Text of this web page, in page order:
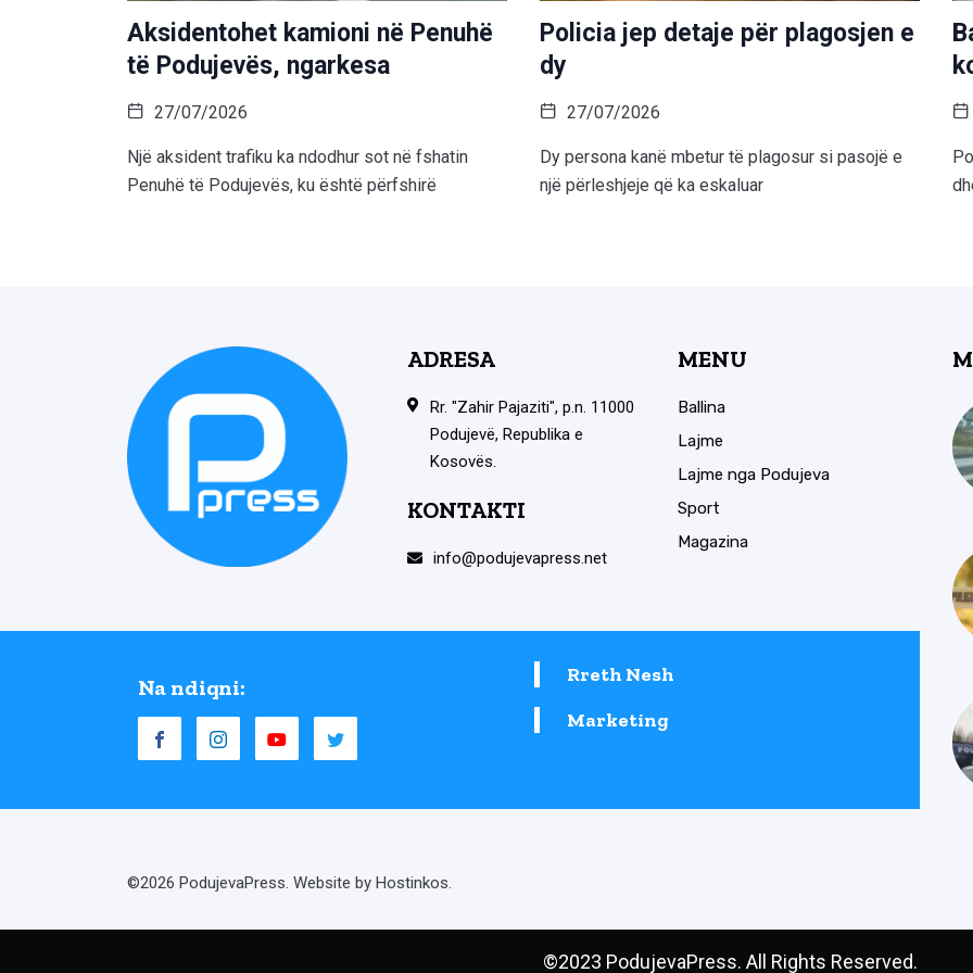
Aksidentohet kamioni në Penuhë
të Podujevës, ngarkesa
27/07/2026
Një aksident trafiku ka ndodhur sot në fshatin
Penuhë të Podujevës, ku është përfshirë
Policia jep detaje për plagosjen e
dy
27/07/2026
Dy persona kanë mbetur të plagosur si pasojë e
një përleshjeje që ka eskaluar
ADRESA
Rr. "Zahir Pajaziti", p.n. 11000
Podujevë, Republika e
Kosovës.
KONTAKTI
info@podujevapress.net
MENU
Ballina
Lajme
Lajme nga Podujeva
Sport
Magazina
Na ndiqni:
Rreth Nesh
Marketing
©2026 PodujevaPress. Website by Hostinkos.
©2023 PodujevaPress. All Rights Reserved.